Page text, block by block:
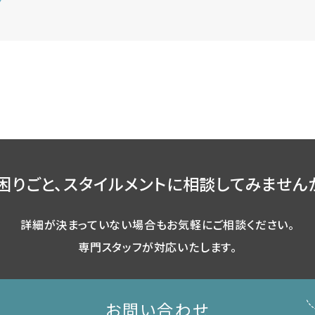
りごと、スタイルメントに相談してみません
詳細が決まっていない場合もお気軽にご相談ください。
専門スタッフが対応いたします。
お問い合わせ